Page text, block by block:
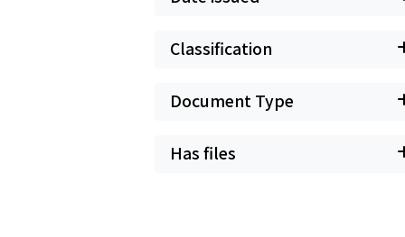
Classification
Document Type
Has files